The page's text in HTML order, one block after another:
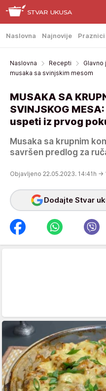
Naslovna Najnovije
Naslovna Recepti Glavno
musaka sa svinjskim mesom
MUSAKA SA
SVINJSKOG
uspeti iz prvog
Musaka sa krupnim
savršen predlog za
Objavljeno 22.05.2023. 14:41h →
Dodajte Stvar